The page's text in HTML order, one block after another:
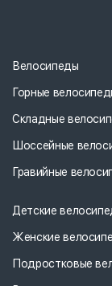
Велосипеды
Горные
Складные
Шоссейные
Гравийные
Детские
Женские
Подростковые